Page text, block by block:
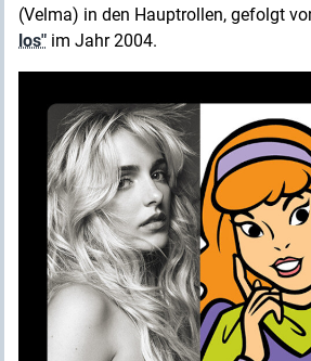
(Velma) in den Hauptrollen, gefolgt
los" im Jahr 2004.